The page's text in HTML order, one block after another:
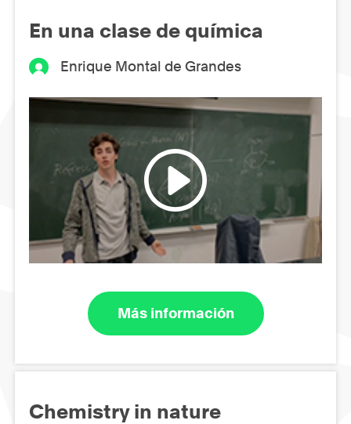
En una clase de química
Enrique Montal de Grandes
Más información
Chemistry in nature